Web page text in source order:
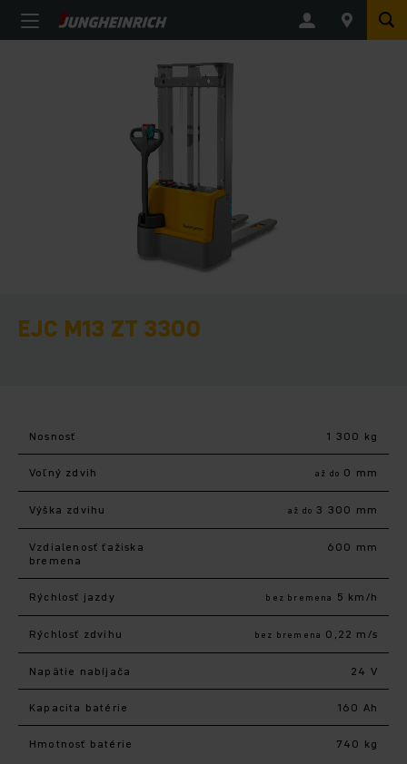
EJC M13 ZT 3300
Nosnosť 1 300 kg
Voľný zdvih až do 0 mm
Výška zdvihu až do 3 300 mm
Vzdialenosť ťažiska
bremena
600 mm
Rýchlosť jazdy bez bremena 5 km/h
Rýchlosť zdvihu bez bremena 0,22 m/s
Napätie nabíjača 24 V
Kapacita batérie 160 Ah
Hmotnosť batérie 740 kg